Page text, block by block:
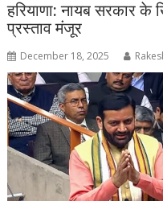
हरियाणा: नायब सरकार
प्रस्ताव मंजूर
December 18, 2025